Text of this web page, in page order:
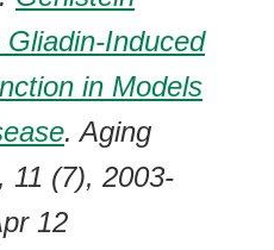
Induced
in Models
. Aging
11 (7), 2003-
12